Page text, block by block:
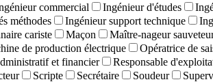
commercial Ingénieur d'études
méthodes Ingénieur support technique
cariste Maçon Maître-nageur
de production électrique Opératrice de
et financier Responsable
Scripte Secrétaire Soudeur